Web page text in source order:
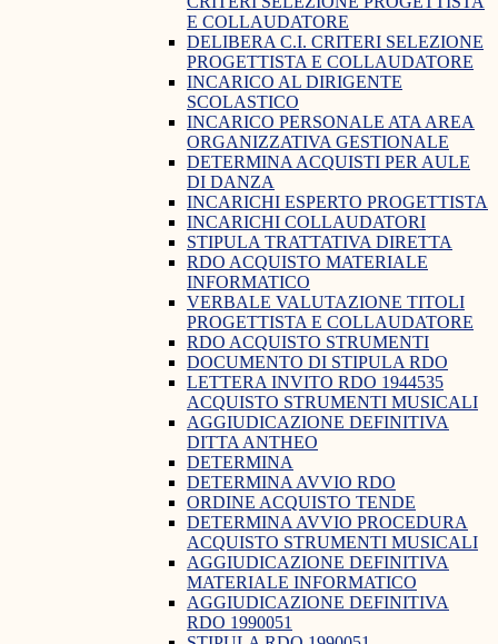
E COLLAUDATORE
DELIBERA C.I. CRITERI SELEZIONE
PROGETTISTA E COLLAUDATORE
INCARICO AL DIRIGENTE
SCOLASTICO
INCARICO PERSONALE ATA AREA
ORGANIZZATIVA GESTIONALE
DETERMINA ACQUISTI PER AULE
DI DANZA
INCARICHI ESPERTO PROGETTISTA
INCARICHI COLLAUDATORI
STIPULA TRATTATIVA DIRETTA
RDO ACQUISTO MATERIALE
INFORMATICO
VERBALE VALUTAZIONE TITOLI
PROGETTISTA E COLLAUDATORE
RDO ACQUISTO STRUMENTI
DOCUMENTO DI STIPULA RDO
LETTERA INVITO RDO 1944535
ACQUISTO STRUMENTI MUSICALI
AGGIUDICAZIONE DEFINITIVA
DITTA ANTHEO
DETERMINA
DETERMINA AVVIO RDO
ORDINE ACQUISTO TENDE
DETERMINA AVVIO PROCEDURA
ACQUISTO STRUMENTI MUSICALI
AGGIUDICAZIONE DEFINITIVA
MATERIALE INFORMATICO
AGGIUDICAZIONE DEFINITIVA
RDO 1990051